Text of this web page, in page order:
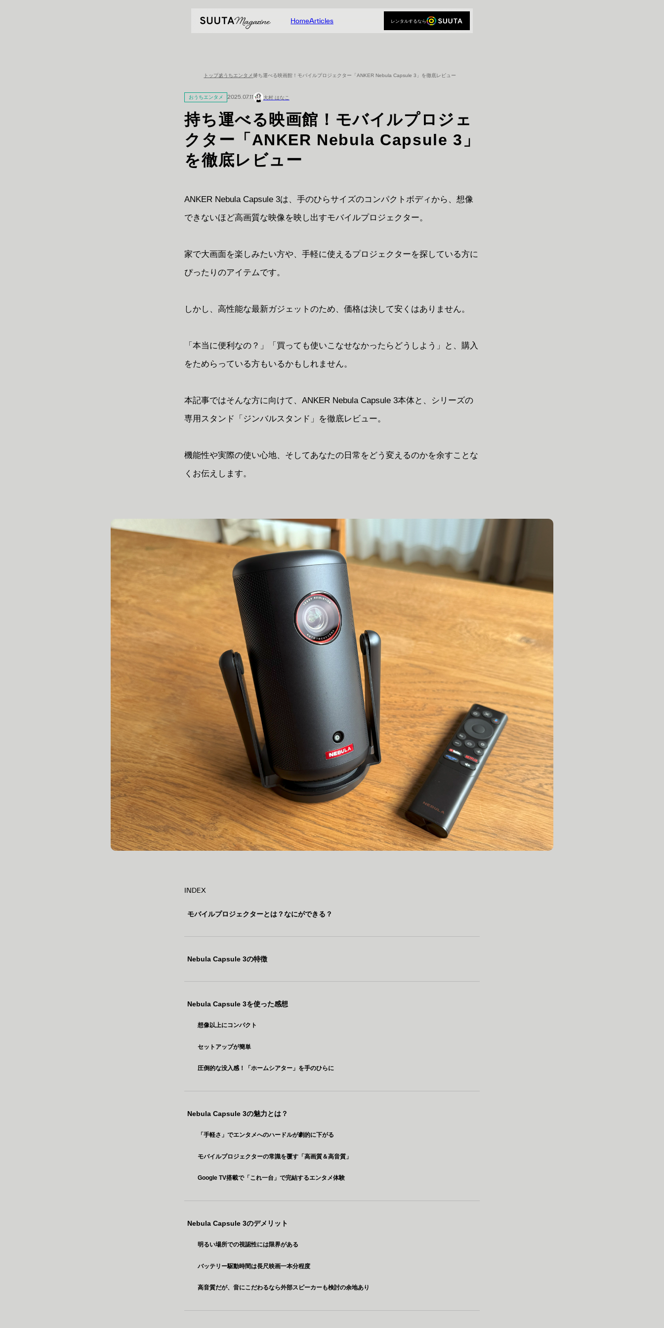
HomeArticles
レンタルするなら
トップおうちエンタメ持ち運べる映画館！モバイルプロジェクター「ANKER Nebula Capsule 3」を徹底レビュー
おうちエンタメ 2025.07.11 大村 はなこ
持ち運べる映画館！モバイルプロジェ
クター「ANKER Nebula Capsule 3」
を徹底レビュー
ANKER Nebula Capsule 3は、手のひらサイズのコンパクトボディから、想像
できないほど高画質な映像を映し出すモバイルプロジェクター。
家で大画面を楽しみたい方や、手軽に使えるプロジェクターを探している方に
ぴったりのアイテムです。
しかし、高性能な最新ガジェットのため、価格は決して安くはありません。
「本当に便利なの？」「買っても使いこなせなかったらどうしよう」と、購入
をためらっている方もいるかもしれません。
本記事ではそんな方に向けて、ANKER Nebula Capsule 3本体と、シリーズの
専用スタンド「ジンバルスタンド」を徹底レビュー。
機能性や実際の使い心地、そしてあなたの日常をどう変えるのかを余すことな
くお伝えします。
INDEX
モバイルプロジェクターとは？なにができる？
Nebula Capsule 3の特徴
Nebula Capsule 3を使った感想
想像以上にコンパクト
セットアップが簡単
圧倒的な没入感！「ホームシアター」を手のひらに
Nebula Capsule 3の魅力とは？
「手軽さ」でエンタメへのハードルが劇的に下がる
モバイルプロジェクターの常識を覆す「高画質＆高音質」
Google TV搭載で「これ一台」で完結するエンタメ体験
Nebula Capsule 3のデメリット
明るい場所での視認性には限界がある
バッテリー駆動時間は長尺映画一本分程度
高音質だが、音にこだわるなら外部スピーカーも検討の余地あり